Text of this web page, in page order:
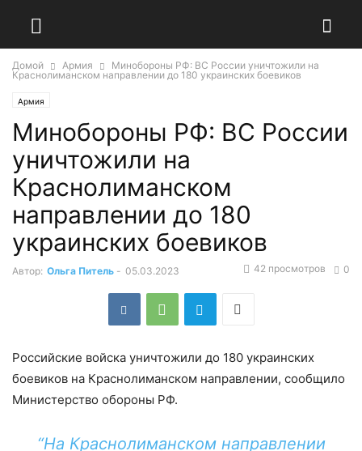
Домой Армия
Минобороны РФ: ВС России уничтожили на
Краснолиманском направлении до 180 украинских боевиков
Армия
Минобороны РФ: ВС России
уничтожили на
Краснолиманском
направлении до 180
украинских боевиков
Автор: Ольга Питель - 05.03.2023 0
42 просмотров
Российские войска уничтожили до 180 украинских
боевиков на Краснолиманском направлении, сообщило
Министерство обороны РФ.
“На Краснолиманском направлении